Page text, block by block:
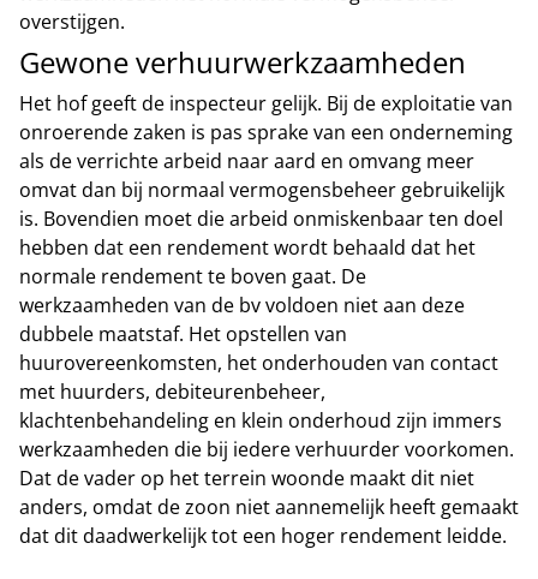
overstijgen.
Gewone verhuurwerkzaamheden
Het hof geeft de inspecteur gelijk. Bij de exploitatie van
onroerende zaken is pas sprake van een onderneming
als de verrichte arbeid naar aard en omvang meer
omvat dan bij normaal vermogensbeheer gebruikelijk
is. Bovendien moet die arbeid onmiskenbaar ten doel
hebben dat een rendement wordt behaald dat het
normale rendement te boven gaat. De
werkzaamheden van de bv voldoen niet aan deze
dubbele maatstaf. Het opstellen van
huurovereenkomsten, het onderhouden van contact
met huurders, debiteurenbeheer,
klachtenbehandeling en klein onderhoud zijn immers
werkzaamheden die bij iedere verhuurder voorkomen.
Dat de vader op het terrein woonde maakt dit niet
anders, omdat de zoon niet aannemelijk heeft gemaakt
dat dit daadwerkelijk tot een hoger rendement leidde.